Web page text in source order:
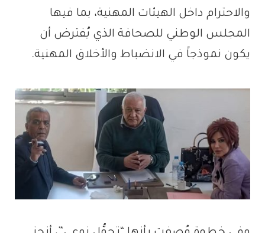
والاحترام داخل الهيئات المهنية، بما فيها
المجلس الوطني للصحافة الذي يُفترض أن
يكون نموذجاً في الانضباط والأخلاق المهنية.